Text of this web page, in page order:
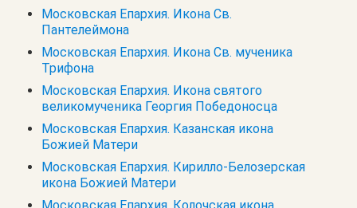
Московская Епархия. Икона Св.
Пантелеймона
Московская Епархия. Икона Св. мученика
Трифона
Московская Епархия. Икона святого
великомученика Георгия Победоносца
Московская Епархия. Казанская икона
Божией Матери
Московская Епархия. Кирилло-Белозерская
икона Божией Матери